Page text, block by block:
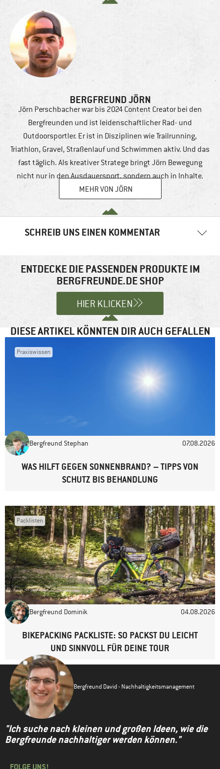
BERGFREUND JÖRN
Jörn Perschbacher war bis 2024 Content Creator bei den
Bergfreunden und ist leidenschaftlicher Rad- und
Outdoorsportler. Er ist in Disziplinen wie Trailrunning,
Triathlon, Gravel, Straßenlauf und Schwimmen aktiv. Und das
fast täglich. Als kreativer Stratege bringt Jörn Bewegung
nicht nur in den Ausdauersport, sondern auch in Inhalte.
MEHR VON JÖRN
SCHREIB UNS EINEN KOMMENTAR
Felder sind mit*markiert
ENTDECKE DIE PASSENDEN PRODUKTE IM
BERGFREUNDE.DE SHOP
HIER KLICKEN
DIESE ARTIKEL KÖNNTEN DIR AUCH GEFALLEN
Praxiswissen
Bergfreund Stephan 07.08.2026
WAS HILFT GEGEN SONNENBRAND? – TIPPS VON
SCHUTZ BIS BEHANDLUNG
Packlisten
Bergfreund Dominik 04.08.2026
BIKEPACKING PACKLISTE: SO PACKST DU LEICHT
UND SINNVOLL FÜR DEINE TOUR
Bergfreund David - Nachhaltigkeitsmanagement
"Ich suche nach kleinen und großen Ideen, wie die
Bergfreunde nachhaltiger werden können."